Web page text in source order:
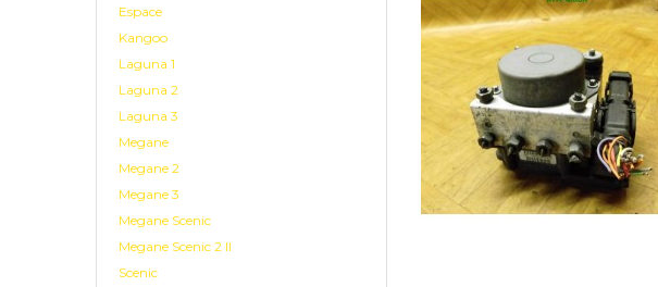
Espace
Kangoo
Laguna 1
Laguna 2
Laguna 3
Megane
Megane 2
Megane 3
Megane Scenic
Megane Scenic 2 II
Scenic